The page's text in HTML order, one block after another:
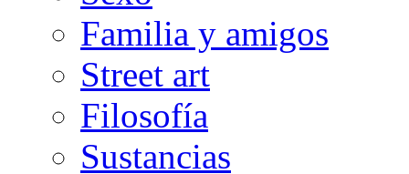
Familia y amigos
Street art
Filosofía
Sustancias